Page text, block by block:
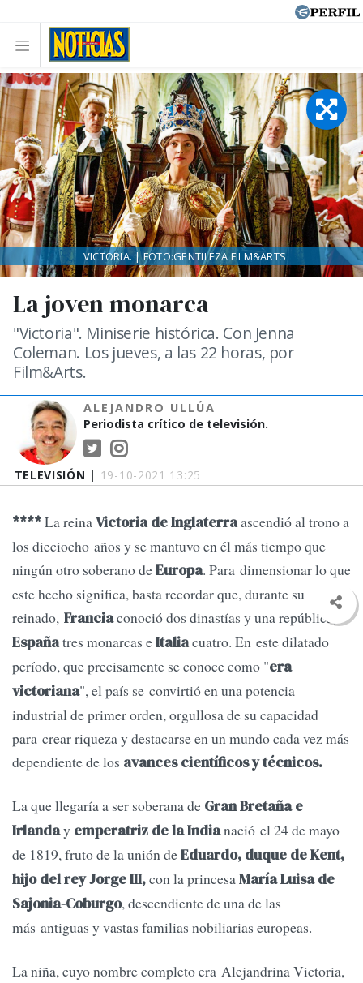
TELEVISIÓN | 19-10-2021 13:25
La joven monarca
"Victoria". Miniserie histórica. Con Jenna
Coleman. Los jueves, a las 22 horas, por
Film&Arts.
ALEJANDRO ULLÚA
Periodista crítico de televisión.
VICTORIA. | FOTO:GENTILEZA FILM&ARTS
****La reinaVictoria de Inglaterraascendió al trono a
los dieciocho años y se mantuvo en él más tiempo que
ningún otro soberano deEuropa. Para dimensionar lo que
este hecho significa, basta recordar que, durante su
reinado, Franciaconoció dos dinastías y una república,
Españatres monarcas eItaliacuatro. En este dilatado
período, que precisamente se conoce como "era
victoriana", el país se convirtió en una potencia
industrial de primer orden, orgullosa de su capacidad
para crear riqueza y destacarse en un mundo cada vez más
dependiente de los avances científicos y técnicos.
La que llegaría a ser soberana de Gran Bretaña e
Irlanday emperatriz de la Indianació el 24 de mayo
de 1819, fruto de la unión deEduardo, duque de Kent,
hijo del rey Jorge III,con la princesaMaría Luisa de
Sajonia-Coburgo, descendiente de una de las
más antiguas y vastas familias nobiliarias europeas.
La niña, cuyo nombre completo era Alejandrina Victoria,